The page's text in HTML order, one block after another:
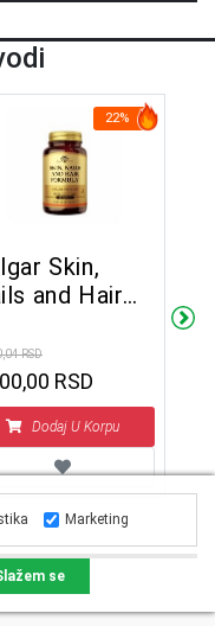
22%
Skin,
and Hair
RSD
RSD
Dodaj U Korpu
Marketing
se